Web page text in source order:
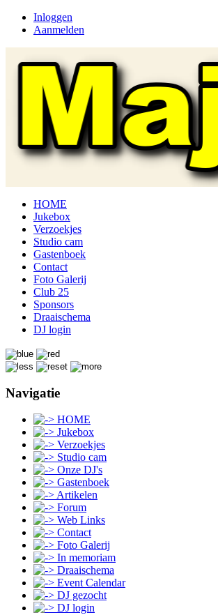
Inloggen
Aanmelden
HOME
Jukebox
Verzoekjes
Studio cam
Gastenboek
Contact
Foto Galerij
Club 25
Sponsors
Draaischema
DJ login
Navigatie
HOME
Jukebox
Verzoekjes
Studio cam
Onze DJ's
Gastenboek
Artikelen
Forum
Web Links
Contact
Foto Galerij
In memoriam
Draaischema
Event Calendar
DJ gezocht
DJ login